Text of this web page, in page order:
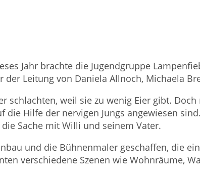
Jahr brachte die Jugendgruppe
Leitung von Daniela Allnoch, Michaela
schlachten, weil sie zu wenig Eier gibt.
Hilfe der nervigen Jungs angewiesen
Sache mit Willi und seinem Vater.
und die Bühnenmaler geschaffen, die
verschiedene Szenen wie Wohnräume,